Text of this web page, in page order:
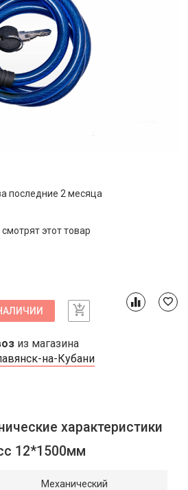
последние 2 месяца
смотрятэтот товар
из магазина
на-Кубани
характеристики
12*1500мм
Механический